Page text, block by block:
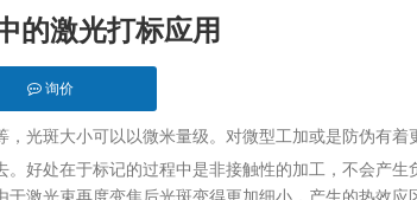
的激光打标应用
询价
光斑大小可以以微米量级。对微型工加或是防伪有着
处在于标记的过程中是非接触性的加工，不会产生